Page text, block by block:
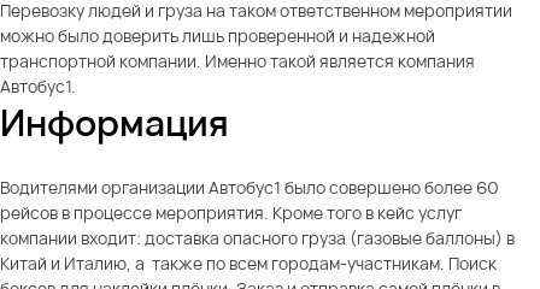
Перевозку людей и груза на таком ответственном мероприятии
можно было доверить лишь проверенной и надежной
транспортной компании. Именно такой является компания
Автобус1.
Информация
Водителями организации Автобус1 было совершено более 60
рейсов в процессе мероприятия. Кроме того в кейс услуг
компании входит: доставка опасного груза (газовые баллоны) в
Китай и Италию, а также по всем городам-участникам. Поиск